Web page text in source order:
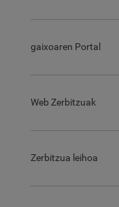
gaixoaren Portal
Web Zerbitzuak
Zerbitzua leihoa